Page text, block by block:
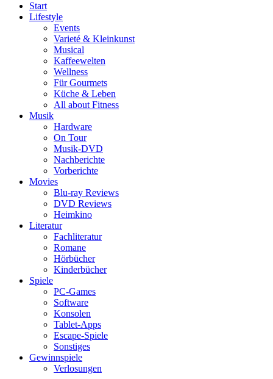
Start
Lifestyle
Events
Varieté & Kleinkunst
Musical
Kaffeewelten
Wellness
Für Gourmets
Küche & Leben
All about Fitness
Musik
Hardware
On Tour
Musik-DVD
Nachberichte
Vorberichte
Movies
Blu-ray Reviews
DVD Reviews
Heimkino
Literatur
Fachliteratur
Romane
Hörbücher
Kinderbücher
Spiele
PC-Games
Software
Konsolen
Tablet-Apps
Escape-Spiele
Sonstiges
Gewinnspiele
Verlosungen